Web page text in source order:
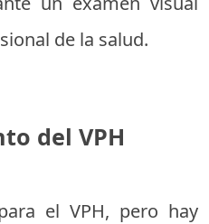
de la salud.
del VPH
el VPH, pero hay